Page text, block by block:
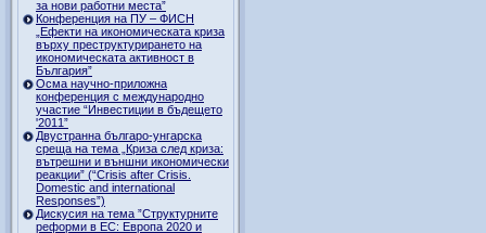
за нови работни места”
Конференция на ПУ – ФИСН
„Ефекти на икономическата криза
върху преструктурирането на
икономическата активност в
България”
Осма научно-приложна
конференция с международно
участие “Инвестиции в бъдещето
'2011”
Двустранна българо-унгарска
среща на тема „Криза след криза:
вътрешни и външни икономически
реакции” (“Crisis after Crisis.
Domestic and international
Responses”)
Дискусия на тема ”Структурните
реформи в ЕС: Европа 2020 и